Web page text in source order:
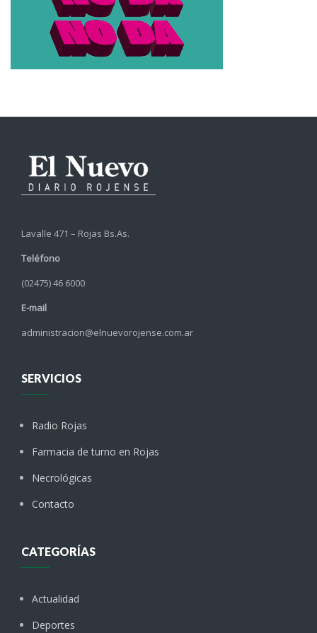
Lavalle 471 – Rojas Bs.As.
Teléfono
(02475) 46 6000
E-mail
administracion@elnuevorojense.com.ar
SERVICIOS
Radio Rojas
Farmacia de turno en Rojas
Necrológicas
Contacto
CATEGORÍAS
Actualidad
Deportes